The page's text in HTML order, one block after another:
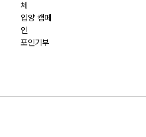
체
입양 캠페
인
포인기부